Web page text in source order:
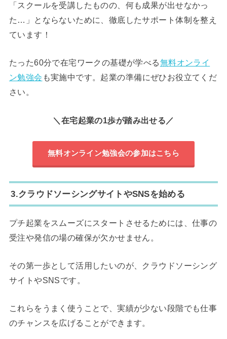
「スクールを受講したものの、何も成果が出せなかっ
た…」とならないために、徹底したサポート体制を整え
ています！
たった60分で在宅ワークの基礎が学べる無料オンライ
ン勉強会 も実施中です。起業の準備にぜひお役立てくだ
さい。
＼在宅起業の1歩が踏み出せる／
無料オンライン勉強会の参加はこちら
3.クラウドソーシングサイトやSNSを始める
プチ起業をスムーズにスタートさせるためには、仕事の
受注や発信の場の確保が欠かせません。
その第一歩として活用したいのが、クラウドソーシング
サイトやSNSです。
これらをうまく使うことで、実績が少ない段階でも仕事
のチャンスを広げることができます。